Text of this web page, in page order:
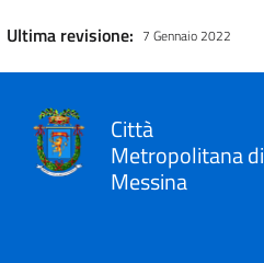
Ultima revisione: 7 Gennaio 2022
Città
Metropolitana di
Messina